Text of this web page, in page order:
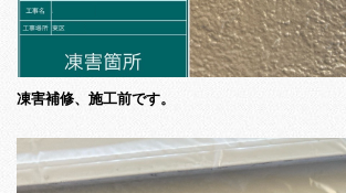
凍害補修、施工前です。